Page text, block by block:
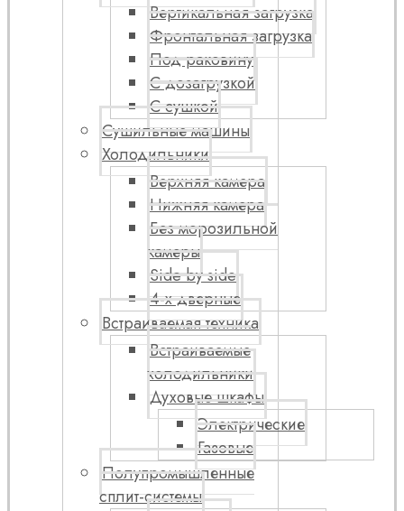
Вертикальная загрузка
Фронтальная загрузка
Под раковину
С дозагрузкой
С сушкой
Сушильные машины
Холодильники
Верхняя камера
Нижняя камера
Без морозильной
камеры
Side by side
4-х дверные
Встраиваемая техника
Встраиваемые
холодильники
Духовые шкафы
Электрические
Газовые
Полупромышленные
сплит-системы